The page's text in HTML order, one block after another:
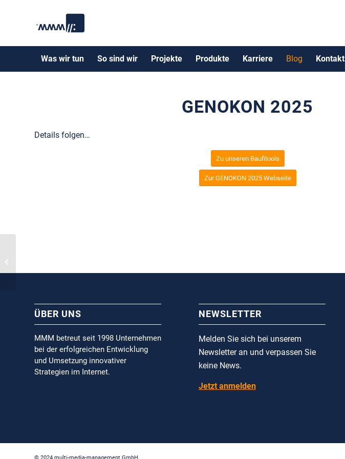
Was wir tun So sind wir Projekte Produkte Karriere Blog Kontakt
GENOKON 2025
Details folgen…
Zu unseren Baufitools
Zur GENOKON 2025 Webseite
ÜBER UNS
MMM betreut seit 1998 Unternehmen
bei der erfolgreichen Entwicklung
und Umsetzung innovativer
Strategien im Internet.
NEWSLETTER
Melden Sie sich bei unserem
Newsletter an und verpassen Sie
keine News.
Jetzt anmelden